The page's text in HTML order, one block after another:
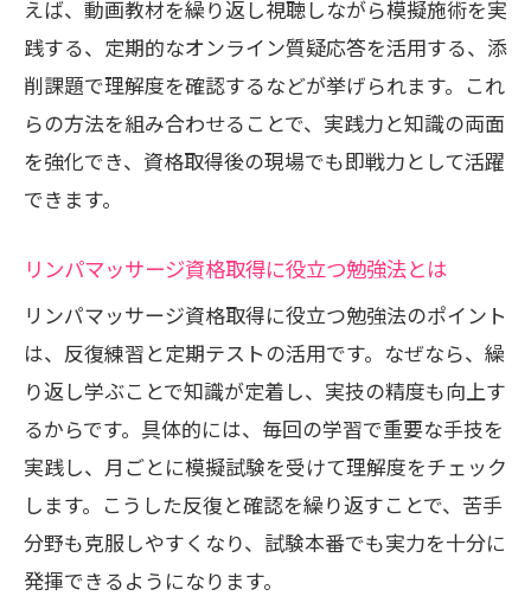
えば、動画教材を繰り返し視聴しながら模擬施術を実
践する、定期的なオンライン質疑応答を活用する、添
削課題で理解度を確認するなどが挙げられます。これ
らの方法を組み合わせることで、実践力と知識の両面
を強化でき、資格取得後の現場でも即戦力として活躍
できます。
リンパマッサージ資格取得に役立つ勉強法とは
リンパマッサージ資格取得に役立つ勉強法のポイント
は、反復練習と定期テストの活用です。なぜなら、繰
り返し学ぶことで知識が定着し、実技の精度も向上す
るからです。具体的には、毎回の学習で重要な手技を
実践し、月ごとに模擬試験を受けて理解度をチェック
します。こうした反復と確認を繰り返すことで、苦手
分野も克服しやすくなり、試験本番でも実力を十分に
発揮できるようになります。